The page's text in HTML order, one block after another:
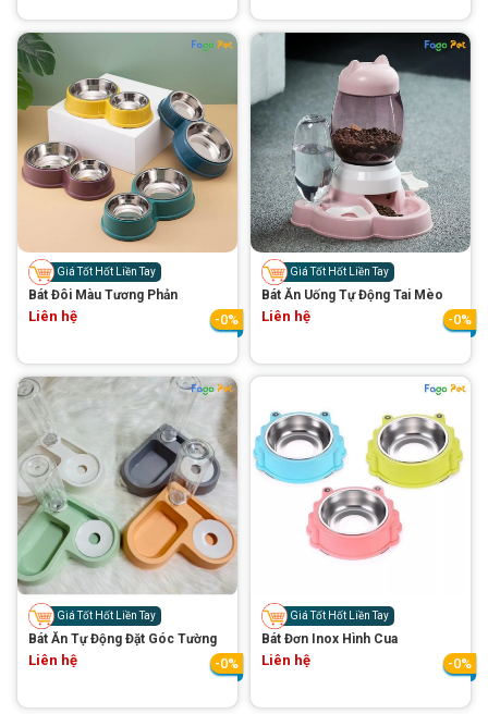
Giá Tốt Hốt Liền Tay
Bát Đôi Màu Tương Phản
Liên hệ -0%
Giá Tốt Hốt Liền Tay
Bát Ăn Uống Tự Động Tai Mèo
Liên hệ -0%
Giá Tốt Hốt Liền Tay
Bát Ăn Tự Động Đặt Góc Tường
Liên hệ -0%
Giá Tốt Hốt Liền Tay
Bát Đơn Inox Hình Cua
Liên hệ -0%